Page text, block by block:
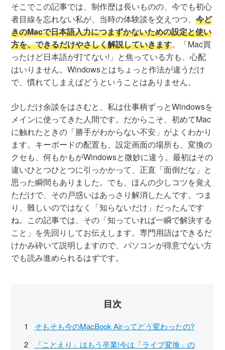
そこでこの記事では、制作歴は長いものの、今でも初心
者目線を忘れない私が、当時の体験談を交えつつ、今ど
きのMacで日本語入力につまずかないための設定と使い
方を、できるだけやさしく解説していきます。「Mac買
ったけど日本語が打てない!」と焦っている方も、心配
はいりません。Windowsとはちょっと作法が違うだけ
で、慣れてしまえばどうということはありません。
少しだけ余談をはさむと、私は仕事柄ずっとWindowsを
メインに使ってきた人間です。だからこそ、初めてMac
に触れたときの「勝手がわからない不安」がよくわかり
ます。キーボードの配置も、設定画面の場所も、変換の
クセも、何もかもがWindowsと微妙に違う。最初はその
違いひとつひとつに引っかかって、正直「面倒だな」と
思った瞬間もありました。でも、ほんの少しコツを覚え
ただけで、その戸惑いはあっさり解消したんです。つま
り、難しいのではなく「知らないだけ」だったんです
ね。この記事では、その「知っていれば一瞬で解決する
こと」を先回りしてお伝えします。専門用語はできるだ
けかみ砕いて説明しますので、パソコンが得意でない方
でも読み進められるはずです。
目次
そもそも今のMacBook Airってどう変わったの?
「ことえり」はもう卒業!今は「ライブ変換」の